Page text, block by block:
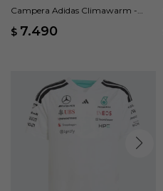
Campera Adidas Climawarm -
$ 7.490